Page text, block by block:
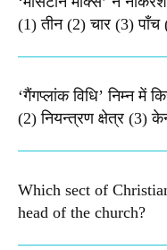
(1) तीन (2) चार (3) पाँच
‘गैंगप्लांक विधि’ निम्न में
(2) नियन्त्रण क्षेत्र (3)
Which sect of
head of the church?